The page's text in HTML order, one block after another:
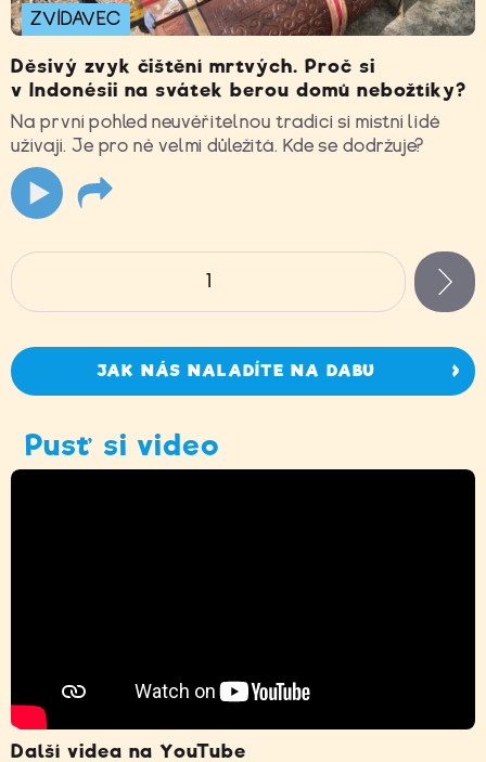
ZVÍDAVEC
Děsivý zvyk čištění mrtvých. Proč si
v Indonésii na svátek berou domů nebožtíky?
Na první pohled neuvěřitelnou tradici si místní lidé
užívají. Je pro ně velmi důležitá. Kde se dodržuje?
Stránky
1
JAK NÁS NALADÍTE NA DABU
Pusť si video
Další videa na YouTube